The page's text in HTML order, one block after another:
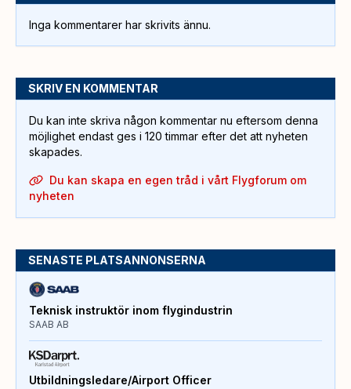
Inga kommentarer har skrivits ännu.
SKRIV EN KOMMENTAR
Du kan inte skriva någon kommentar nu eftersom denna
möjlighet endast ges i 120 timmar efter det att nyheten
skapades.
Du kan skapa en egen tråd i vårt Flygforum om
nyheten
SENASTE PLATSANNONSERNA
Teknisk instruktör inom flygindustrin
SAAB AB
Utbildningsledare/Airport Officer